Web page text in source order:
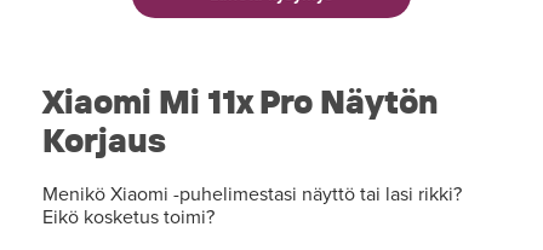
Xiaomi Mi 11x Pro Näytön
Korjaus
Menikö Xiaomi -puhelimestasi näyttö tai lasi rikki?
Eikö kosketus toimi?